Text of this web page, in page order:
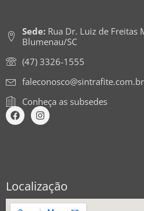
Sede:Rua Dr. Luiz de Freitas
Blumenau/SC
(47) 3326-1555
faleconosco@sintrafite.com.br
Conheça as subsedes
Localização